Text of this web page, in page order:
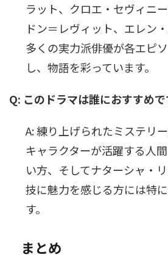
ラット、クロエ・セヴィニ
ドン＝レヴィット、エレン
多くの実力派俳優が各エピ
し、物語を彩っています。
Q: このドラマは誰におすすめで
A: 練り上げられたミステリ
キャラクターが活躍する人
い方、そしてナターシャ・
技に魅力を感じる方には特
す。
まとめ